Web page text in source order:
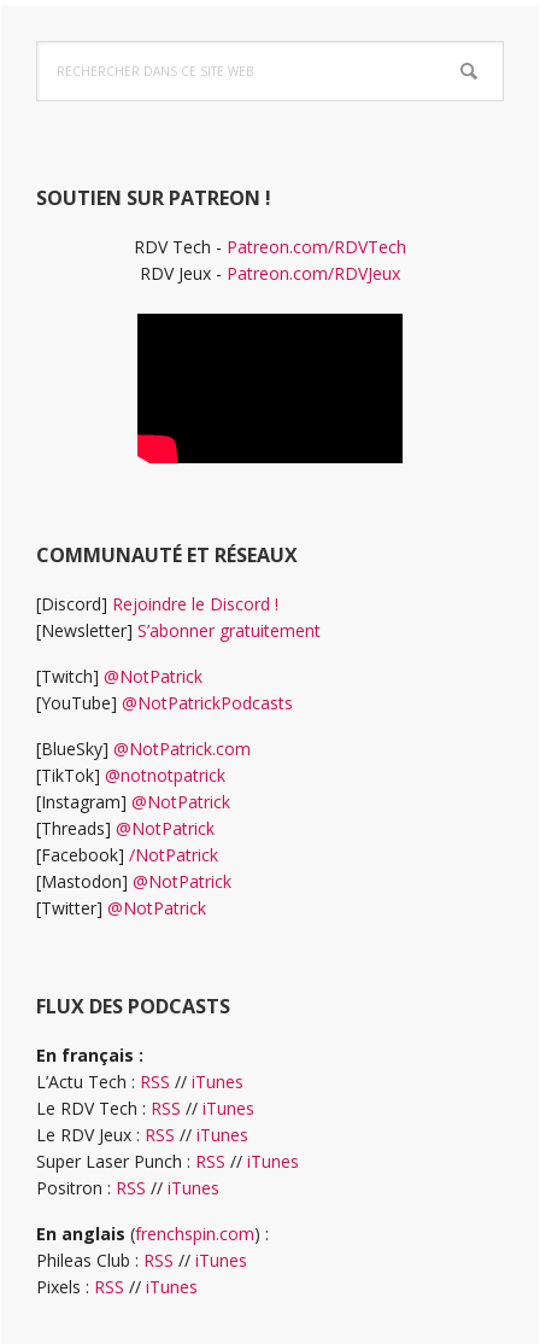
Barre
latérale
dans
ce
SOUTIEN SUR PATREON !
RDV Tech - Patreon.com/RDVTech
RDV Jeux - Patreon.com/RDVJeux
COMMUNAUTÉ ET RÉSEAUX
[Discord] Rejoindre le Discord !
[Newsletter] S’abonner gratuitement
[Twitch] @NotPatrick
[YouTube] @NotPatrickPodcasts
[BlueSky] @NotPatrick.com
[TikTok] @notnotpatrick
[Instagram] @NotPatrick
[Threads] @NotPatrick
[Facebook] /NotPatrick
[Mastodon] @NotPatrick
[Twitter] @NotPatrick
FLUX DES PODCASTS
En français :
L’Actu Tech : RSS // iTunes
Le RDV Tech : RSS // iTunes
Le RDV Jeux : RSS // iTunes
Super Laser Punch : RSS // iTunes
Positron : RSS // iTunes
En anglais (frenchspin.com) :
Phileas Club : RSS // iTunes
Pixels : RSS // iTunes